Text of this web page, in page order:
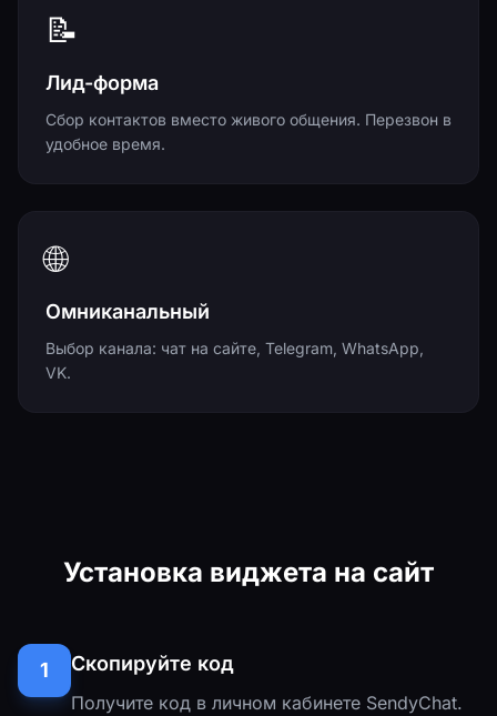
📝
Лид-форма
Сбор контактов вместо живого общения. Перезвон в
удобное время.
🌐
Омниканальный
Выбор канала: чат на сайте, Telegram, WhatsApp,
VK.
Установка виджета на сайт
1 Скопируйте код
Получите код в личном кабинете SendyChat.